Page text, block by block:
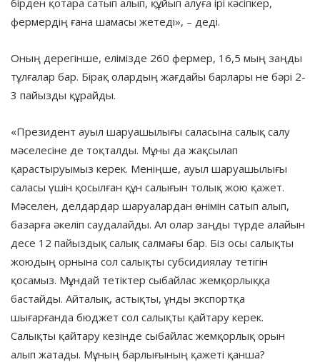
фермердің ғана шамасы жетеді», – деді.
Оның дерегінше, елімізде 260 фермер, 16,5 мың заңды
тұлғалар бар. Бірақ олардың жағдайы барлары не бәрі 2-
3 пайызды құрайды.
«Президент ауыл шаруашылығы саласына салық салу
мәселесіне де тоқталды. Мұны да жақсылап
қарастыруымыз керек. Меніңше, ауыл шаруашылығы
саласы үшін қосылған құн салығын толық жою қажет.
Мәселен, делдардар шаруалардан өнімін сатып алып,
базарға әкеліп саудалайды. Ал олар заңды түрде алайын
десе 12 пайыздық салық салмағы бар. Біз осы салықты
жоюдың орнына сол салықты субсидиялау тетігін
қосамыз. Мұндай тетіктер сыбайлас жемқорлыққа
бастайды. Айталық, астықты, ұнды экспортқа
шығарғанда бюджет сол салықты қайтару керек.
Салықты қайтару кезінде сыбайлас жемқорлық орын
алып жатады. Мұның барлығының қажеті қанша?